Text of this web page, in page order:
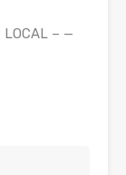
LOCAL – —